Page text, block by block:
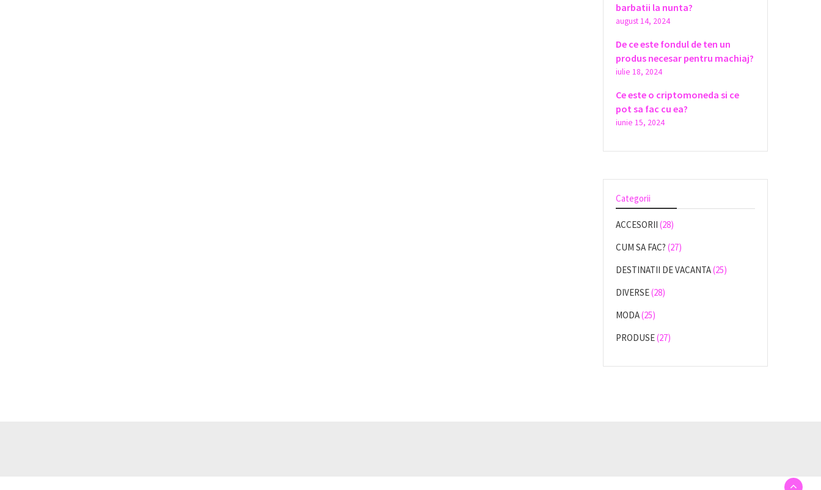
barbatii la nunta?
august 14, 2024
De ce este fondul de ten un
produs necesar pentru machiaj?
iulie 18, 2024
Ce este o criptomoneda si ce
pot sa fac cu ea?
iunie 15, 2024
Categorii
ACCESORII (28)
CUM SA FAC? (27)
DESTINATII DE VACANTA(25)
DIVERSE(28)
MODA(25)
PRODUSE(27)